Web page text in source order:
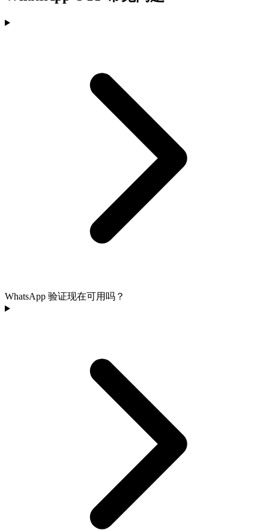
WhatsApp 验证现在可用吗？